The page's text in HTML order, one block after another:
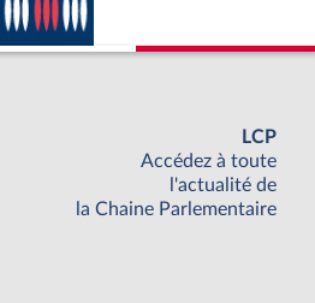
LCP
Accédez à toute
l'actualité de
la Chaine Parlementaire